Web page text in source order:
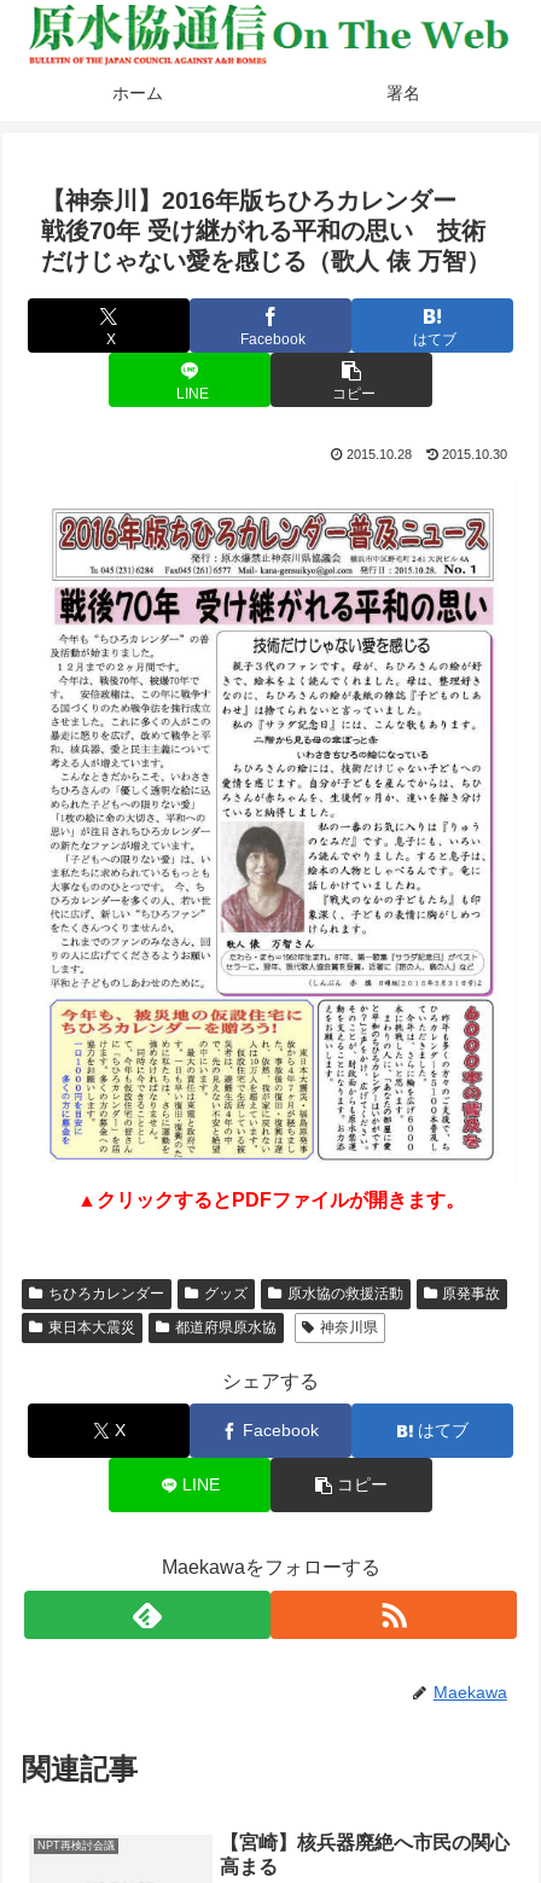
ホーム 署名
【神奈川】2016年版ちひろカレンダー
戦後70年 受け継がれる平和の思い 技術
だけじゃない愛を感じる（歌人 俵 万智）
X Facebook はてブ
LINE コピー
2015.10.28 2015.10.30
▲クリックするとPDFファイルが開きます。
ちひろカレンダー グッズ 原水協の救援活動
原発事故
東日本大震災
都道府県原水協 神奈川県
シェアする
X Facebook はてブ
LINE コピー
Maekawaをフォローする
Maekawa
関連記事
NPT再検討会議
【宮崎】核兵器廃絶へ市民の関心
高まる